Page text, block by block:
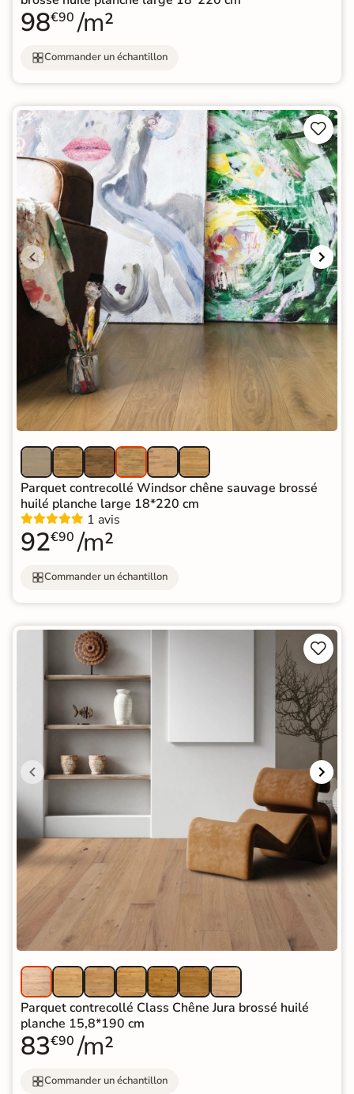
98€90 /m²
Commander un échantillon


Parquet contrecollé Windsor chêne sauvage brossé
huilé planche large 18*220 cm
1 avis
92€90 /m²
Commander un échantillon


Parquet contrecollé Class Chêne Jura brossé huilé
planche 15,8*190 cm
83€90 /m²
Commander un échantillon